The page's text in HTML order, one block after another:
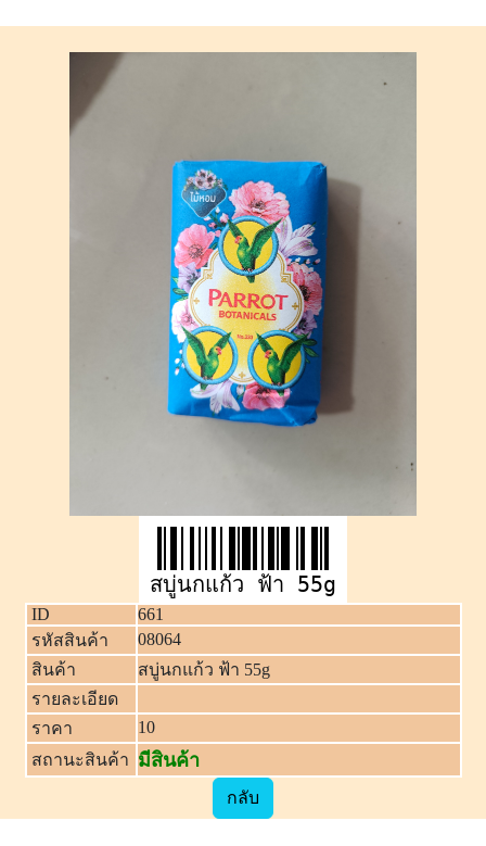
สบู่นกแก้ว ฟ้า 55g
ID
661
รหัสสินค้า
08064
สินค้า
สบู่นกแก้ว ฟ้า 55g
รายละเอียด
ราคา
10
สถานะสินค้า มีสินค้า
กลับ